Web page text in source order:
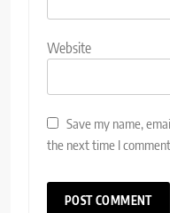
Website
Save my name,
the next time I